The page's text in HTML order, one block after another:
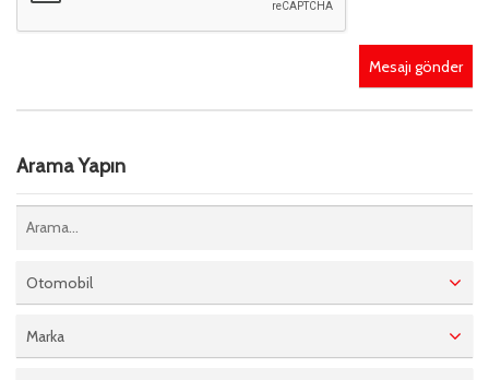
Mesajı gönder
Arama Yapın
Otomobil
Marka